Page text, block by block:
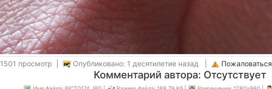
1501 просмотр | Опубликовано: 1 десятилетие назад | Пожаловаться
Комментарий автора: Отсутствует